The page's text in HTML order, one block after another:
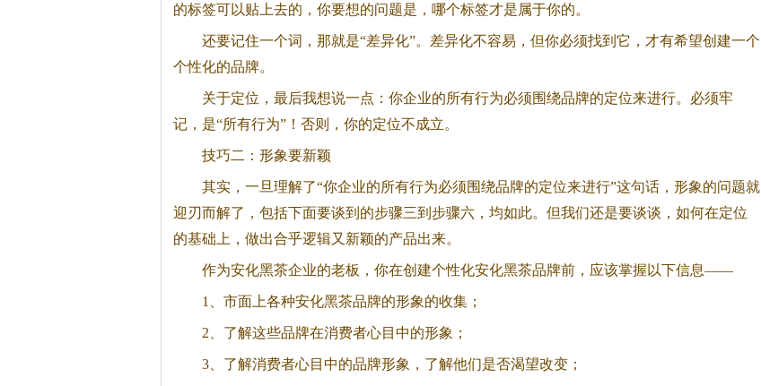
的标签可以贴上去的，你要想的问题是，哪个标签才是属于你的。
还要记住一个词，那就是“差异化”。差异化不容易，但你必须找到它，才有希望创建一个
个性化的品牌。
关于定位，最后我想说一点：你企业的所有行为必须围绕品牌的定位来进行。必须牢
记，是“所有行为”！否则，你的定位不成立。
技巧二：形象要新颖
其实，一旦理解了“你企业的所有行为必须围绕品牌的定位来进行”这句话，形象的问题就
迎刃而解了，包括下面要谈到的步骤三到步骤六，均如此。但我们还是要谈谈，如何在定位
的基础上，做出合乎逻辑又新颖的产品出来。
作为安化黑茶企业的老板，你在创建个性化安化黑茶品牌前，应该掌握以下信息——
1、市面上各种安化黑茶品牌的形象的收集；
2、了解这些品牌在消费者心目中的形象；
3、了解消费者心目中的品牌形象，了解他们是否渴望改变；